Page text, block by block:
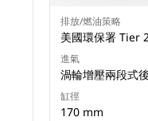
排放/燃油策略
美國環保署 Tier
進氣
渦輪增壓兩段式
缸徑
170 mm